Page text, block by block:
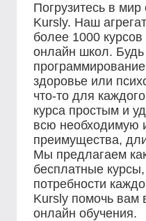
Погрузитесь в
Kursly. Наш
более 1000
онлайн школ. Будь
здоровье или
что-то для
курса простым и
всю необходимую
преимущества,
Мы предлагаем
бесплатные
потребности
Kursly помочь вам
онлайн обучения.